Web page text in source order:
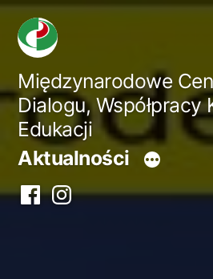
Przejdź
treściMiędzynarodowe
Dialogu, Współpracy
Edukacji
Aktualności
Facebook
Instagram